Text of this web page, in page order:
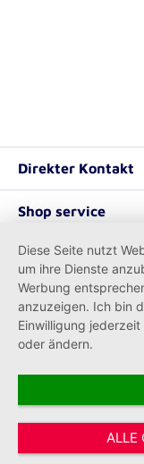
Direkter Kontakt
Shop service
Informationen
Vertrag
* Alle Preise inkl.
Diese Seite nutzt
um ihre Dienste
Werbung
anzuzeigen. Ich bin
Einwilligung
oder ändern.
ALLE